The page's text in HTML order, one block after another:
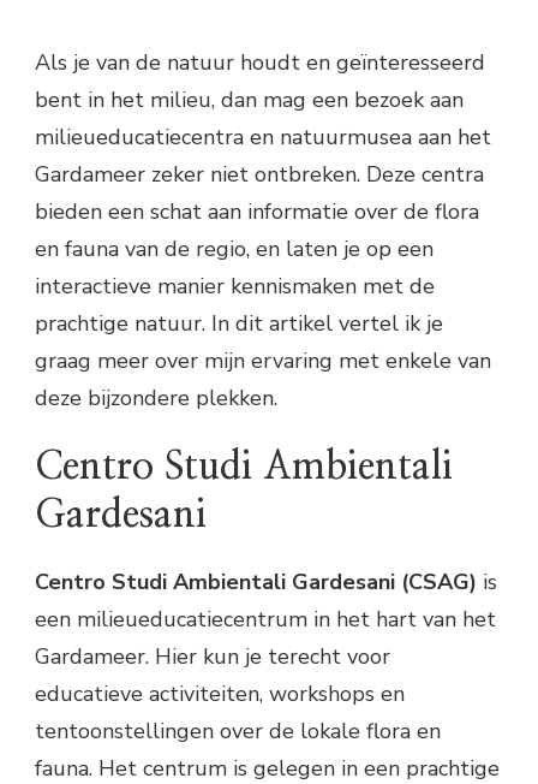
Als je van de natuur houdt en geïnteresseerd
bent in het milieu, dan mag een bezoek aan
milieueducatiecentra en natuurmusea aan het
Gardameer zeker niet ontbreken. Deze centra
bieden een schat aan informatie over de flora
en fauna van de regio, en laten je op een
interactieve manier kennismaken met de
prachtige natuur. In dit artikel vertel ik je
graag meer over mijn ervaring met enkele van
deze bijzondere plekken.
Centro Studi Ambientali
Gardesani
Centro Studi Ambientali Gardesani (CSAG) is
een milieueducatiecentrum in het hart van het
Gardameer. Hier kun je terecht voor
educatieve activiteiten, workshops en
tentoonstellingen over de lokale flora en
fauna. Het centrum is gelegen in een prachtige